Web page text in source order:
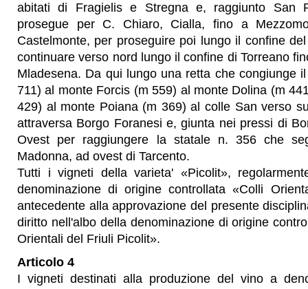
abitati di Fragielis e Stregna e, raggiunto San
prosegue per C. Chiaro, Cialla, fino a
Castelmonte, per proseguire poi lungo il confine
continuare verso nord lungo il confine di Torreano
Mladesena. Da qui lungo una retta che congiunge
711) al monte Forcis (m 559) al monte Dolina (m
429) al monte Poiana (m 369) al colle San verso
attraversa Borgo Foranesi e, giunta nei pressi di
Ovest per raggiungere la statale n. 356 che
Madonna, ad ovest di Tarcento.
Tutti i vigneti della varieta' «Picolit»,
denominazione di origine controllata «Colli
antecedente alla approvazione del presente
diritto nell'albo della denominazione di origine
Orientali del Friuli Picolit».
Articolo 4
I vigneti destinati alla produzione del vino a